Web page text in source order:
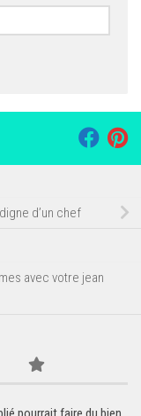
d’un chef
avec votre jean